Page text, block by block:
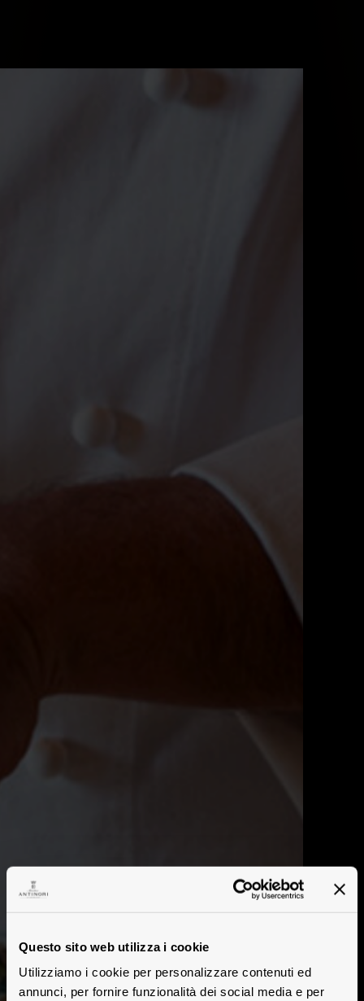
Questo sito web utilizza i cookie
Utilizziamo i cookie per personalizzare contenuti ed
annunci, per fornire funzionalità dei social media e per